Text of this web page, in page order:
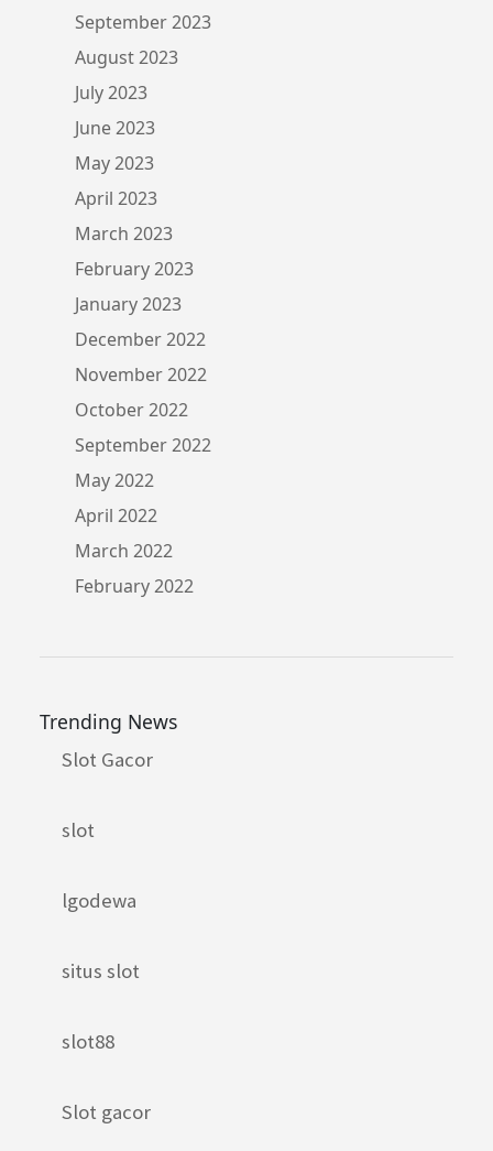
September 2023
August 2023
July 2023
June 2023
May 2023
April 2023
March 2023
February 2023
January 2023
December 2022
November 2022
October 2022
September 2022
May 2022
April 2022
March 2022
February 2022
Trending News
Slot Gacor
slot
lgodewa
situs slot
slot88
Slot gacor